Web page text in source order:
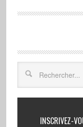
INSCRIVEZ-